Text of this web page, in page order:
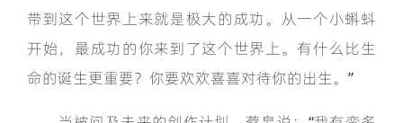
带到这个世界上来就是极大的成功。从一个小蝌蚪
开始，最成功的你来到了这个世界上。有什么比生
命的诞生更重要？你要欢欢喜喜对待你的出生。”